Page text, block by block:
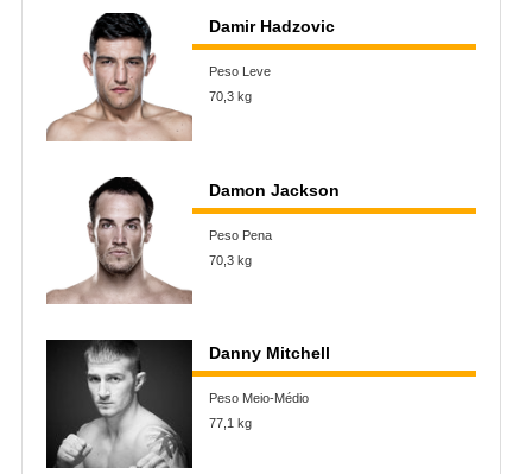
Damir Hadzovic
Peso Leve
70,3 kg
Damon Jackson
Peso Pena
70,3 kg
Danny Mitchell
Peso Meio-Médio
77,1 kg